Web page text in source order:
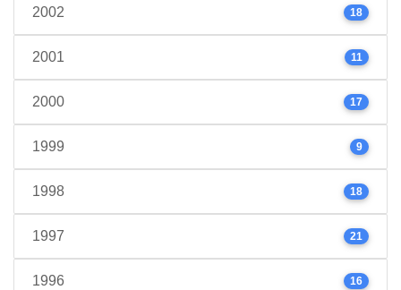
2002 18
2001 11
2000 17
1999 9
1998 18
1997 21
1996 16